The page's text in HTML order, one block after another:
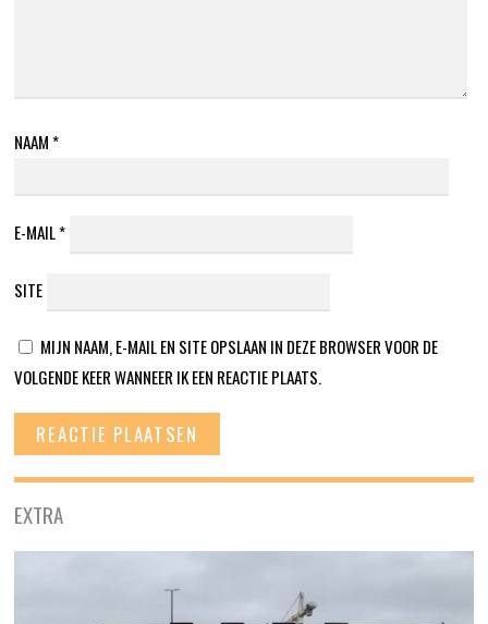
NAAM *
E-MAIL*
SITE
MIJN NAAM, E-MAIL EN SITE OPSLAAN IN DEZE BROWSER VOOR DE
VOLGENDE KEER WANNEER IK EEN REACTIE PLAATS.
EXTRA